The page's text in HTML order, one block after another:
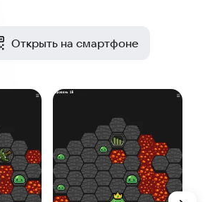
Открыть на смартфоне